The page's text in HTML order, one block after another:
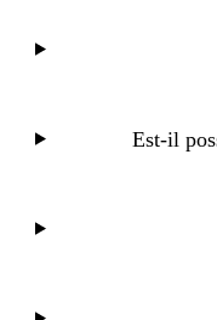
Est-il